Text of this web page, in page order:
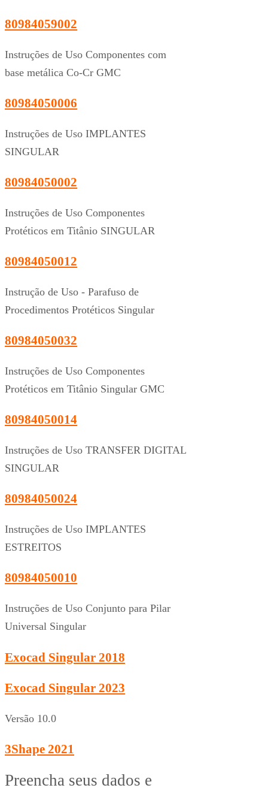
80984059002
Instruções de Uso Componentes com
base metálica Co-Cr GMC
80984050006
Instruções de Uso IMPLANTES
SINGULAR
80984050002
Instruções de Uso Componentes
Protéticos em Titânio SINGULAR
80984050012
Instrução de Uso - Parafuso de
Procedimentos Protéticos Singular
80984050032
Instruções de Uso Componentes
Protéticos em Titânio Singular GMC
80984050014
Instruções de Uso TRANSFER DIGITAL
SINGULAR
80984050024
Instruções de Uso IMPLANTES
ESTREITOS
80984050010
Instruções de Uso Conjunto para Pilar
Universal Singular
Exocad Singular 2018
Exocad Singular 2023
Versão 10.0
3Shape 2021
Preencha seus dados e